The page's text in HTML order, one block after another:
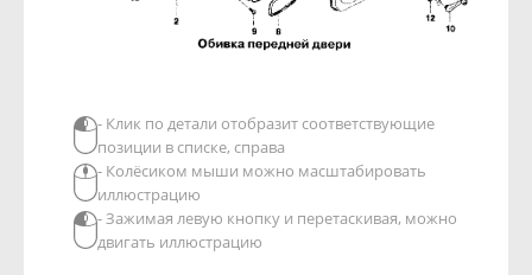
- Клик по детали отобразит соответствующие
позиции в списке, справа
- Колёсиком мыши можно масштабировать
иллюстрацию
- Зажимая левую кнопку и перетаскивая, можно
двигать иллюстрацию